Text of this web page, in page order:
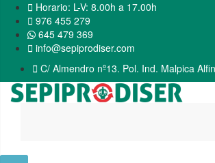
 Horario: L-V: 8.00h a 17.00h
 976 455 279
645 479 369
 info@sepiprodiser.com
 C/ Almendro nº13. Pol. Ind. Malpica